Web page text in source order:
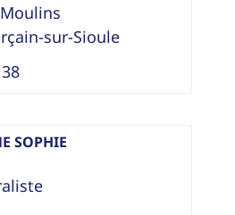
sur-Sioule
SOPHIE